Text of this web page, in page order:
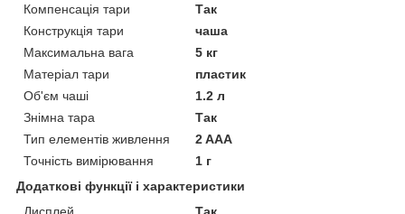
Компенсація тари
Так
Конструкція тари
чаша
Максимальна вага
5 кг
Матеріал тари
пластик
Об'єм чаші
1.2 л
Знімна тара
Так
Тип елементів живлення
2 AAA
Точність вимірювання
1 г
Додаткові функції і характеристики